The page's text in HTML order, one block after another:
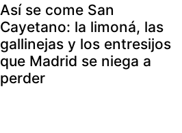
Así se come San
Cayetano: la limoná, las
gallinejas y los entresijos
que Madrid se niega a
perder